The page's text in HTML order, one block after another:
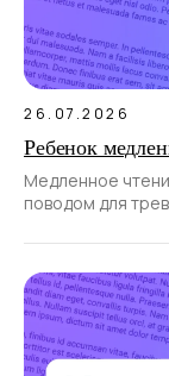
26.07.2026
Ребенок
Медленное
поводом для
формируется